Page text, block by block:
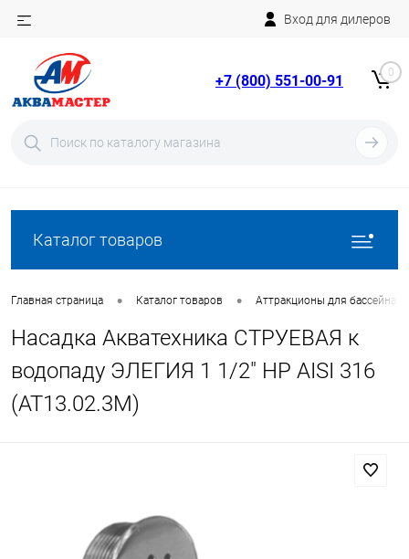
Вход для дилеров
+7 (800) 551-00-91 0
Каталог товаров
Главная страница • Каталог товаров • Аттракционы для бассейна
Насадка Акватехника СТРУЕВАЯ к
водопаду ЭЛЕГИЯ 1 1/2" НР AISI 316
(AT13.02.3M)